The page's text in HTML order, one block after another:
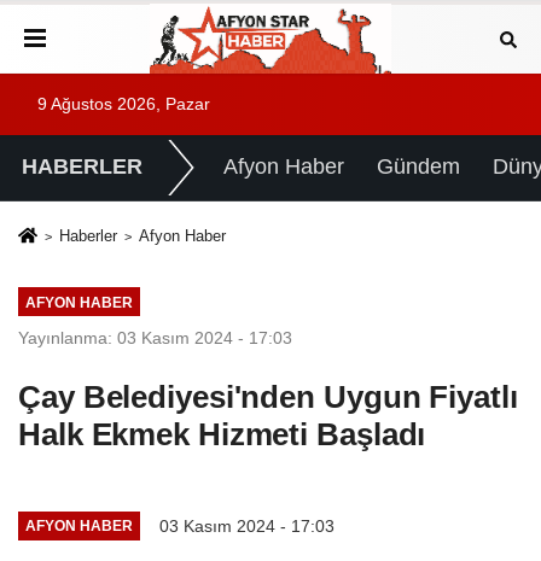
9 Ağustos 2026, Pazar
HABERLER Afyon Haber Gündem
Haberler Afyon Haber
AFYON HABER
Yayınlanma: 03 Kasım 2024 - 17:03
Çay Belediyesi'nden Uygun Fiyatlı
Halk Ekmek Hizmeti Başladı
AFYON HABER 03 Kasım 2024 - 17:03